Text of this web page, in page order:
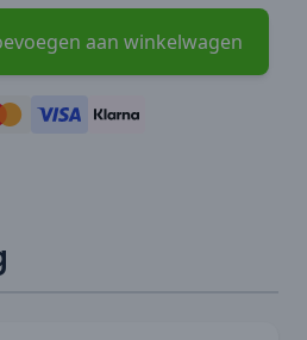
aan winkelwagen